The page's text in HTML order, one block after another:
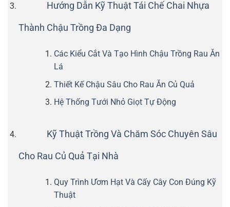
Hướng Dẫn Kỹ Thuật Tái Chế Chai Nhựa
Thành Chậu Trồng Đa Dạng
Các Kiểu Cắt Và Tạo Hình Chậu Trồng Rau Ăn
Lá
Thiết Kế Chậu Sâu Cho Rau Ăn Củ Quả
Hệ Thống Tưới Nhỏ Giọt Tự Động
Kỹ Thuật Trồng Và Chăm Sóc Chuyên Sâu
Cho Rau Củ Quả Tại Nhà
Quy Trình Ươm Hạt Và Cấy Cây Con Đúng Kỹ
Thuật